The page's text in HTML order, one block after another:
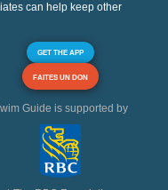
can help keep other
GET THE APP
FAITES UN DON
Guide is supported by